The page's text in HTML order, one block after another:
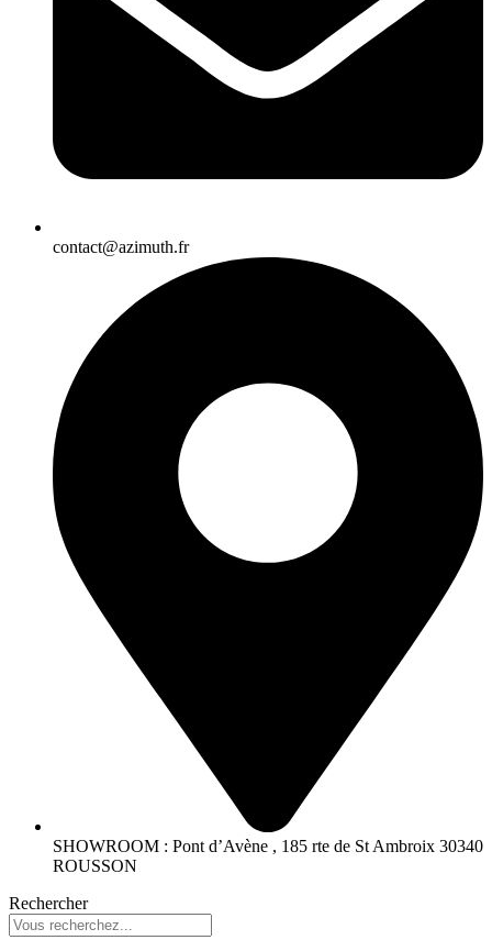
contact@azimuth.fr
SHOWROOM : Pont d’Avène , 185 rte de St Ambroix 30340
ROUSSON
Rechercher